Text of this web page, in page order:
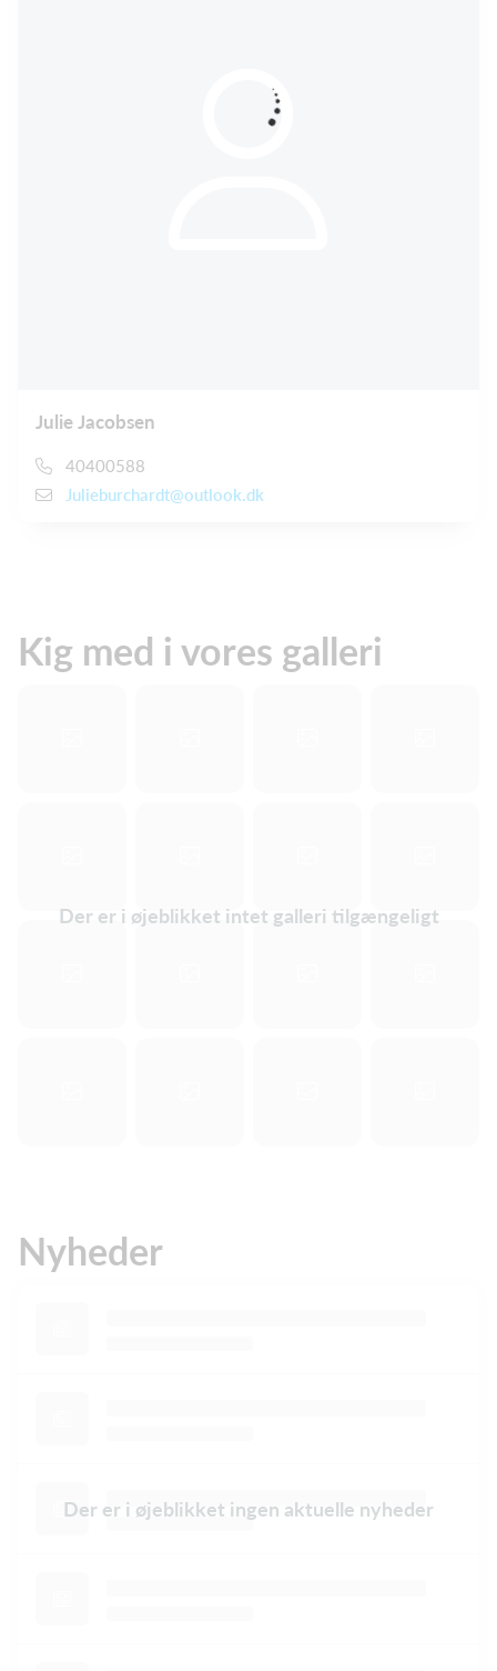
Julie Jacobsen
40400588
Julieburchardt@outlook.dk
Kig med i vores galleri
Der er i øjeblikket intet galleri tilgængeligt
Nyheder
Der er i øjeblikket ingen aktuelle nyheder